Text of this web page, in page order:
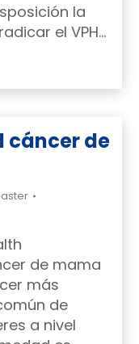
la
el VPH…
cáncer de
de mama
más
de
a nivel